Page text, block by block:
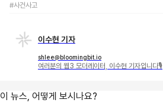
#사건사고
이수현 기자
shlee@bloomingbit.io
여러분의 웹3 모더레이터, 이수현 기자입니다🎙
이 뉴스, 어떻게 보시나요?